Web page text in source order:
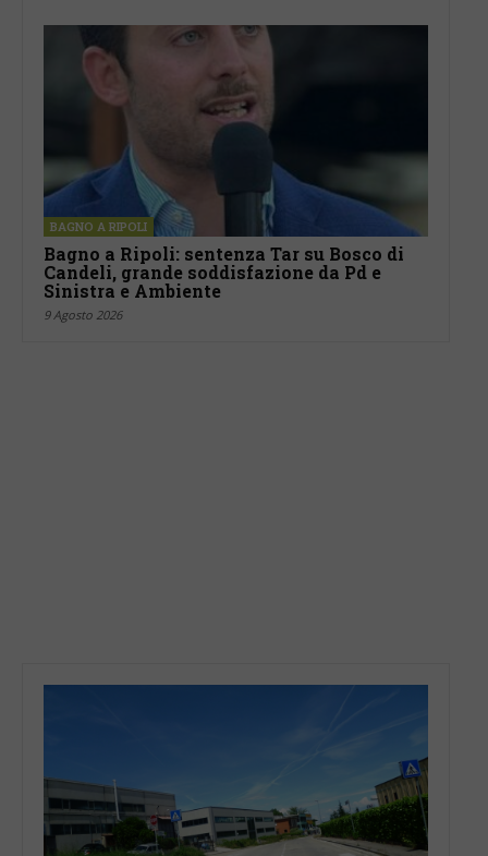
BAGNO A RIPOLI
Bagno a Ripoli: sentenza Tar su Bosco di
Candeli, grande soddisfazione da Pd e
Sinistra e Ambiente
9 Agosto 2026